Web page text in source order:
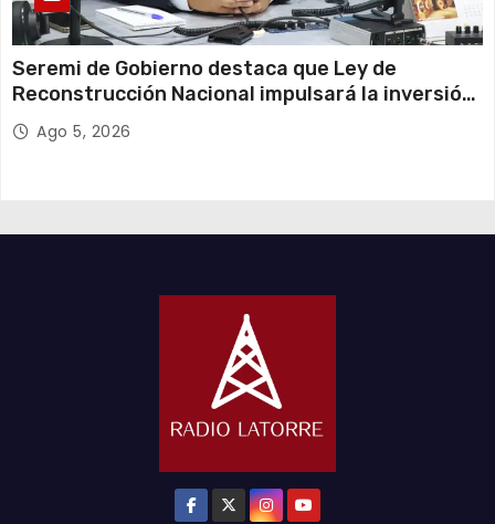
Seremi de Gobierno destaca que Ley de
Reconstrucción Nacional impulsará la inversión
y el empleo en Tarapacá
Ago 5, 2026